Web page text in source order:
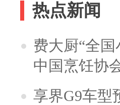
热点新闻
费大厨“全
中国烹饪协
享界G9车型